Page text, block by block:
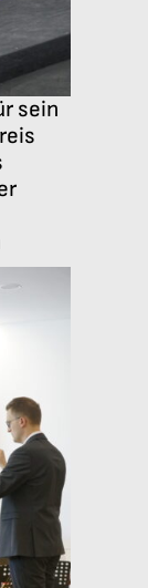
sein